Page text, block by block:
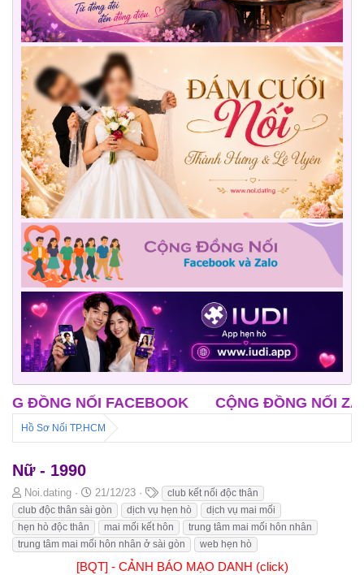
NỐI FACEBOOK CỘNG ĐỒNG NỐI ZALO
Hồ Sơ Nối TP.HCM
Nữ - 1990
B
ắ
t
đ
ầ
Noi.dating
N
g
à
y
b
ắ
21/12/23
T
h
ẻ
club kết nối độc thân
club độc thân sài gòn
dịch vụ hẹn hò
dịch vụ mai mối
hẹn hò độc thân
mai mối kết hôn
trung tâm mai mối hôn nhân
trung tâm mai mối hôn nhân ở sài gòn
web hẹn hò
[BQT] - CẢNH BÁO MẠO DANH (click)